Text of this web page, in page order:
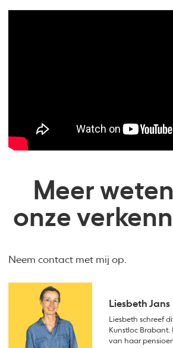
Meer
onze
Neem contact met mij op.
Liesbeth Jans
Liesbeth schreef
Kunstloc
van haar